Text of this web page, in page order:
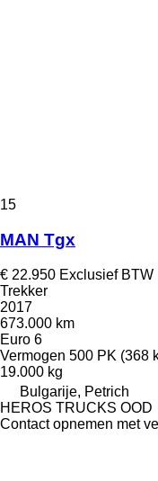
15
MAN Tgx
€ 22.950 Exclusief BTW
Trekker
2017
673.000 km
Euro 6
Vermogen 500 PK (368
19.000 kg
Bulgarije, Petrich
HEROS TRUCKS OOD
Contact opnemen met